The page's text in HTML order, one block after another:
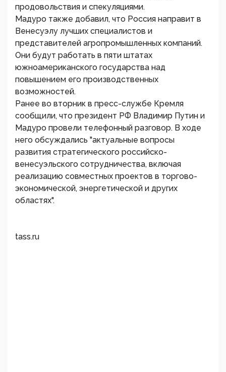
продовольствия и спекуляциями.
Мадуро также добавил, что Россия направит в
Венесуэлу лучших специалистов и
представителей агропромышленных компаний.
Они будут работать в пяти штатах
южноамериканского государства над
повышением его производственных
возможностей.
Ранее во вторник в пресс-службе Кремля
сообщили, что президент РФ Владимир Путин и
Мадуро провели телефонный разговор. В ходе
него обсуждались "актуальные вопросы
развития стратегического российско-
венесуэльского сотрудничества, включая
реализацию совместных проектов в торгово-
экономической, энергетической и других
областях".
tass.ru